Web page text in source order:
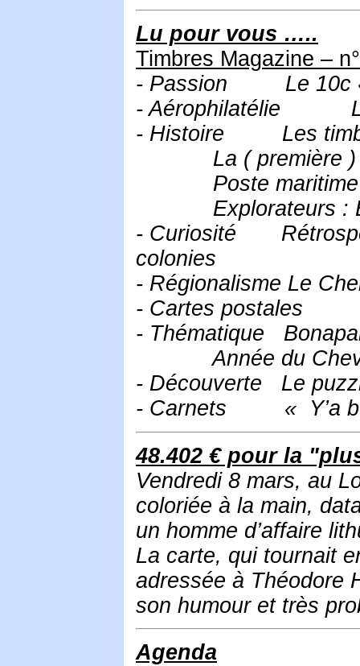
Lu pour vous …..
Timbres Magazine –
- Passion Le 10c «
- Aérophilatélie La
- Histoire Les
La ( première )
Poste maritime :
Explorateurs :
- Curiosité
colonies
- Régionalisme Le
- Cartes postales
- Thématique
Année du Cheval
- Découverte Le
- Carnets « Y’a
48.402 € pour la
Vendredi 8 mars, au
coloriée à la main,
un homme d’affaire
La carte, qui tournait
adressée à Théodore
son humour et très
Agenda